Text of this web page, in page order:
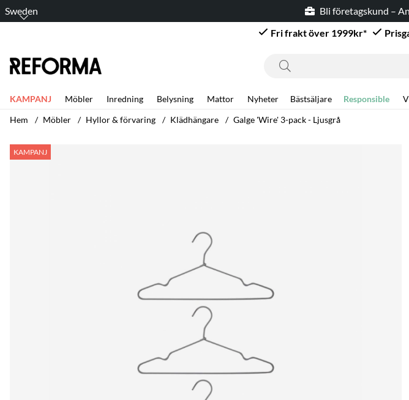
Sweden
Bli företagskund –
Fri frakt över 1999kr*
KAMPANJ Möbler Inredning Belysning Mattor Nyheter Bästsäljare Responsible
Hem
Möbler Hyllor & förvaring Klädhängare Galge 'Wire' 3-pack - Ljusgrå
KAMPANJ
Produktbilder Galge 'Wire' 3-pack - Ljusgrå